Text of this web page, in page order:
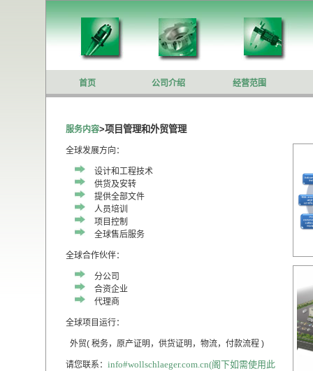
首页 公司介绍 经营范围
服务内容>项目管理和外贸管理
全球发展方向：
设计和工程技术
供货及安转
提供全部文件
人员培训
项目控制
全球售后服务
全球合作伙伴：
分公司
合资企业
代理商
全球项目运行：
外贸( 税务，原产证明，供货证明，物流，付款流程 )
请您联系： info#wollschlaeger.com.cn(阁下如需使用此